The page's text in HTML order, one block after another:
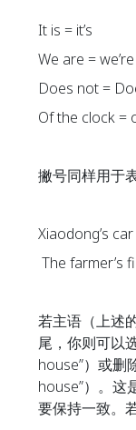
It is = it’s
We are = we’re
Does not =
Of the clock =
撇号同样用于
Xiaodong’s car
The farmer’s
若主语（上述
尾，你则可以
house”）或删
house”）。这
要保持一致。